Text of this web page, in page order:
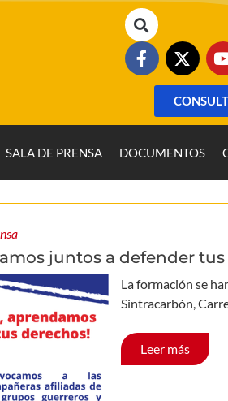
SALA DE PRENSA DOCUMENTOS
juntos a defender
La formación se
Sintracarbón,
Leer más